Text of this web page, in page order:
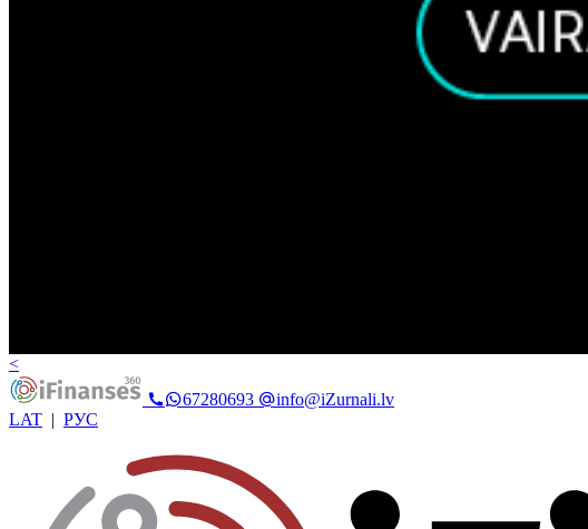
<
67280693
info@iZurnali.lv
LAT | РУС